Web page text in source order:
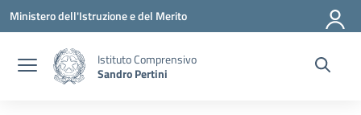
Vai ai contenuti
Vai al menu di navigazione
Vai al footer
Ministero dell'Istruzione e del Merito
Istituto Comprensivo
Sandro Pertini